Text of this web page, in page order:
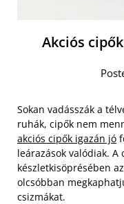
Akciós
Sokan vadásszák a
ruhák, cipők nem
akciós cipők igazán jó
leárazások valódiak.
készletkisöprésében
olcsóbban
csizmákat.